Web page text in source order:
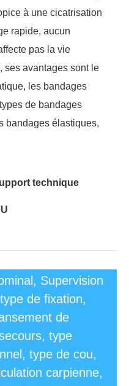
à une cicatrisation
rapide, aucun
pas la vie
ses avantages sont le
les bandages
de bandages
bandages élastiques,
technique
Supervision
de fixation,
de
type
type de cou,
carpienne,